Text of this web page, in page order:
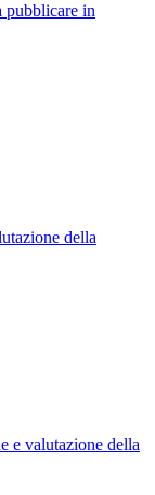
pubblicare in
della
e valutazione della